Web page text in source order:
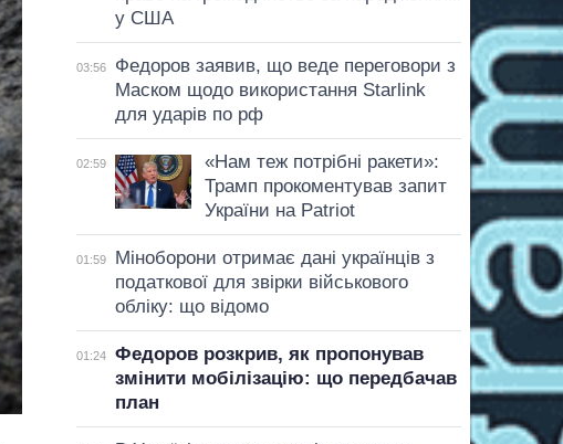
у США
03:56
Федоров заявив, що веде переговори з
Маском щодо використання Starlink
для ударів по рф
02:59
«Нам теж потрібні ракети»:
Трамп прокоментував запит
України на Patriot
01:59
Міноборони отримає дані українців з
податкової для звірки військового
обліку: що відомо
01:24
Федоров розкрив, як пропонував
змінити мобілізацію: що передбачав
план